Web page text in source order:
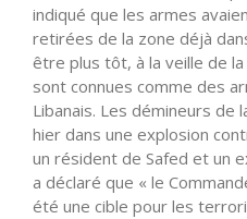
indiqué que les armes
retirées de la zone déjà
être plus tôt, à la veille de la
sont connues comme des
Libanais. Les démineurs
hier dans une explosion
un résident de Safed et un
a déclaré que « le
été une cible pour les